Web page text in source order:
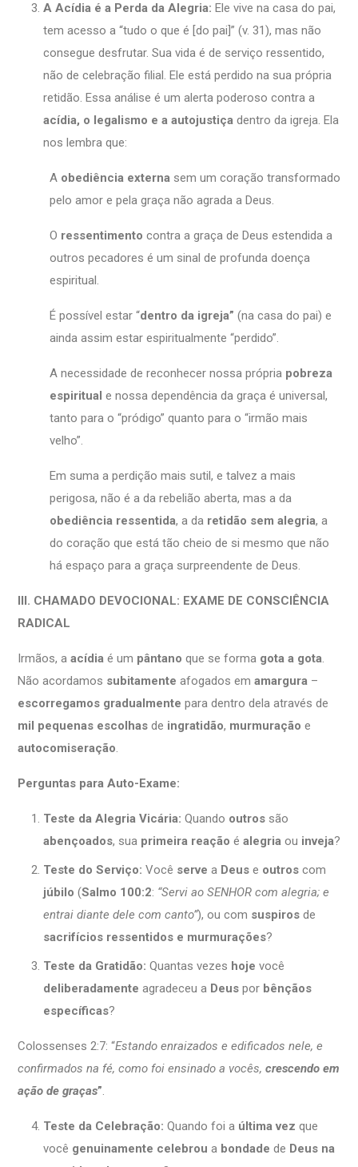
A Acídia é a Perda da Alegria: Ele vive na casa do pai,
tem acesso a “tudo o que é [do pai]” (v. 31), mas não
consegue desfrutar. Sua vida é de serviço ressentido,
não de celebração filial. Ele está perdido na sua própria
retidão. Essa análise é um alerta poderoso contra a
acídia, o legalismo e a autojustiça dentro da igreja. Ela
nos lembra que:
A obediência externa sem um coração transformado
pelo amor e pela graça não agrada a Deus.
O ressentimento contra a graça de Deus estendida a
outros pecadores é um sinal de profunda doença
espiritual.
É possível estar “dentro da igreja” (na casa do pai) e
ainda assim estar espiritualmente “perdido”.
A necessidade de reconhecer nossa própria pobreza
espiritual e nossa dependência da graça é universal,
tanto para o “pródigo” quanto para o “irmão mais
velho”.
Em suma a perdição mais sutil, e talvez a mais
perigosa, não é a da rebelião aberta, mas a da
obediência ressentida, a da retidão sem alegria, a
do coração que está tão cheio de si mesmo que não
há espaço para a graça surpreendente de Deus.
III. CHAMADO DEVOCIONAL: EXAME DE CONSCIÊNCIA
RADICAL
Irmãos, a acídia é um pântano que se forma gota a gota.
Não acordamos subitamente afogados em amargura –
escorregamos gradualmente para dentro dela através de
mil pequenas escolhas de ingratidão, murmuração e
autocomiseração.
Perguntas para Auto-Exame:
Teste da Alegria Vicária: Quando outros são
abençoados, sua primeira reação é alegria ou inveja?
Teste do Serviço: Você serve a Deus e outros com
júbilo (Salmo 100:2: “Servi ao SENHOR com alegria; e
entrai diante dele com canto”), ou com suspiros de
sacrifícios ressentidos e murmurações?
Teste da Gratidão: Quantas vezes hoje você
deliberadamente agradeceu a Deus por bênçãos
específicas?
Colossenses 2:7: “Estando enraizados e edificados nele, e
confirmados na fé, como foi ensinado a vocês, crescendo em
ação de graças”.
Teste da Celebração: Quando foi a última vez que
você genuinamente celebrou a bondade de Deus na